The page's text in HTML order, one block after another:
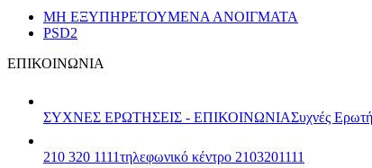
ΜΗ ΕΞΥΠΗΡΕΤΟΥΜΕΝΑ ΑΝΟΙΓΜΑΤΑ
PSD2
ΕΠΙΚΟΙΝΩΝΙΑ
ΣΥΧΝΕΣ ΕΡΩΤΗΣΕΙΣ - ΕΠΙΚΟΙΝΩΝΙΑΣυχνές
210 320 1111τηλεφωνικό κέντρο 2103201111